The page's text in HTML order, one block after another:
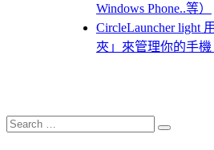
Windows Phone..等）
CircleLauncher light
夾」來管理你的手機
Search
for:
Search